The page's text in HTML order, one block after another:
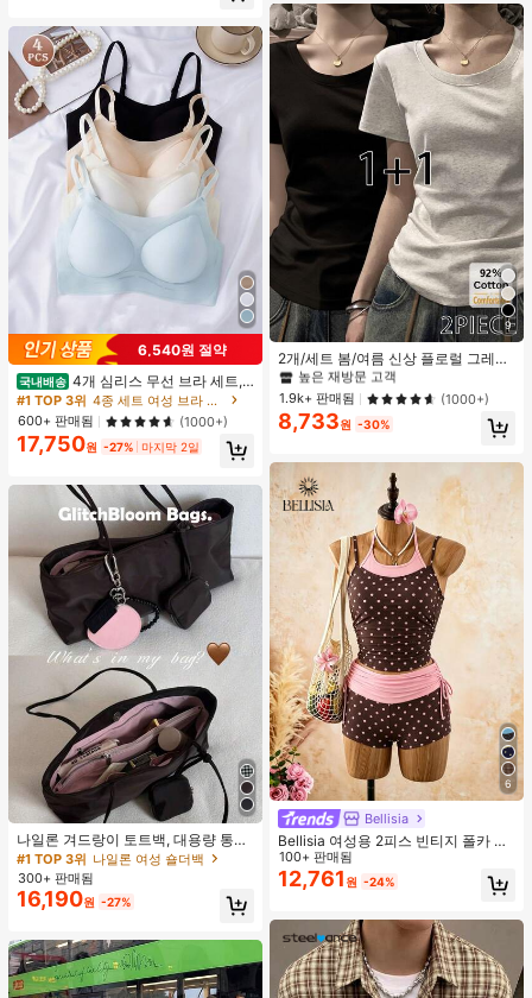
6,540원 절약
국내배송 4개 심리스 무선 브라 세트,
작은 가슴 보정, 초박형 통기성 아이스
실크 섹시 편안한 백리스 란제리 브라,
조절 가능
#1 TOP 3위
4종 세트 여성 브라 & 브랄렛
600+ 판매됨
(1000+)
17,750원 -27% 마지막 2일
나일론 겨드랑이 토트백, 대용량 통근
숄더백, 작은 메이크업 백 포함, 펜던
트 미포함, 가벼운 일상 핸드백 (펜던
트 미포함)
#1 TOP 3위 나일론 여성 숄더백
300+ 판매됨
16,190원 -27%
9
2개/세트 봄/여름 신상 플로럴 그레이
+ 블랙 반팔 티셔츠, 여성 슬림핏 솔리
드 컬러 언더셔츠 캐주얼
#2 TOP 3위
에서 오래 지속되는 여성 상의, 블라우스 & 티
높은 재방문 고객
#2 TOP 3위
에서 오래 지속되는 여성 상의, 블라우스 & 티
높은 재방문 고객
#2 TOP 3위
에서 오래 지속되는 여성 상의, 블라우스 & 티
높은 재방문 고객
#2 TOP 3위
에서 오래 지속되는 여성 상의, 블라우스 & 티
높은 재방문 고객
1.9k+ 판매됨 (1000+)
8,733원 -30%
6
Bellisia
Bellisia 여성용 2피스 빈티지 폴카 도
트 프린트 스파게티 스트랩 탱크 탑 및
드로스트링 반바지 비키니 세트, 여름
해변 휴가에 적합
100+ 판매됨
12,761 원 -24%